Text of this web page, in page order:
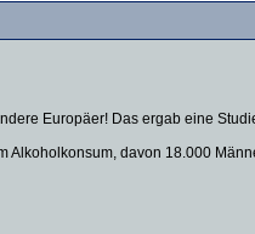
Europäer! Das ergab eine
davon 18.000